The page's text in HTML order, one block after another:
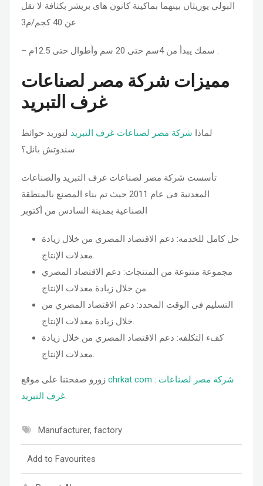
البولي يوريثان بينهما بماكينة كانون هاى بريشر بكثافة لا تقل
عن 40 كجم/م3
– سمك يبدأ من 4سم حتى 20 سم وأطوال حتى 12.5م .
مميزات شركة مصر لصناعات
غرف التبريد
لماذا شركة مصر لصناعات غرف التبريد لتوريد حوائط
سندوتش بانل؟
تأسست شركة مصر لصناعات غرف التبريد والصناعات
المعدنية فى عام 2011 حيث تم بناء المصنع بالمنطقة
الصناعية بمدينة السادس من أكتوبر
حل كامل للخدمه: دعم الاقتصاد المصري من خلال زيادة
معدلات الإنتاج.
مجموعة متنوعة من المنتجات: دعم الاقتصاد المصري
من خلال زيادة معدلات الإنتاج.
التسليم فى الوقت المحدد: دعم الاقتصاد المصري من
خلال زيادة معدلات الإنتاج.
كفء التكلفه: دعم الاقتصاد المصري من خلال زيادة
معدلات الإنتاج.
chrkat com : شركة مصر لصناعات
غرف التبريد.
Manufacturer, factory
Add to Favourites